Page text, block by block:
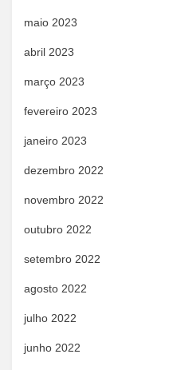
maio 2023
abril 2023
março 2023
fevereiro 2023
janeiro 2023
dezembro 2022
novembro 2022
outubro 2022
setembro 2022
agosto 2022
julho 2022
junho 2022